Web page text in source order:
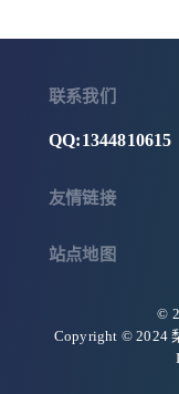
友情链接
站点地图
联系我们
QQ:1344810615
©
Copyright © 2024